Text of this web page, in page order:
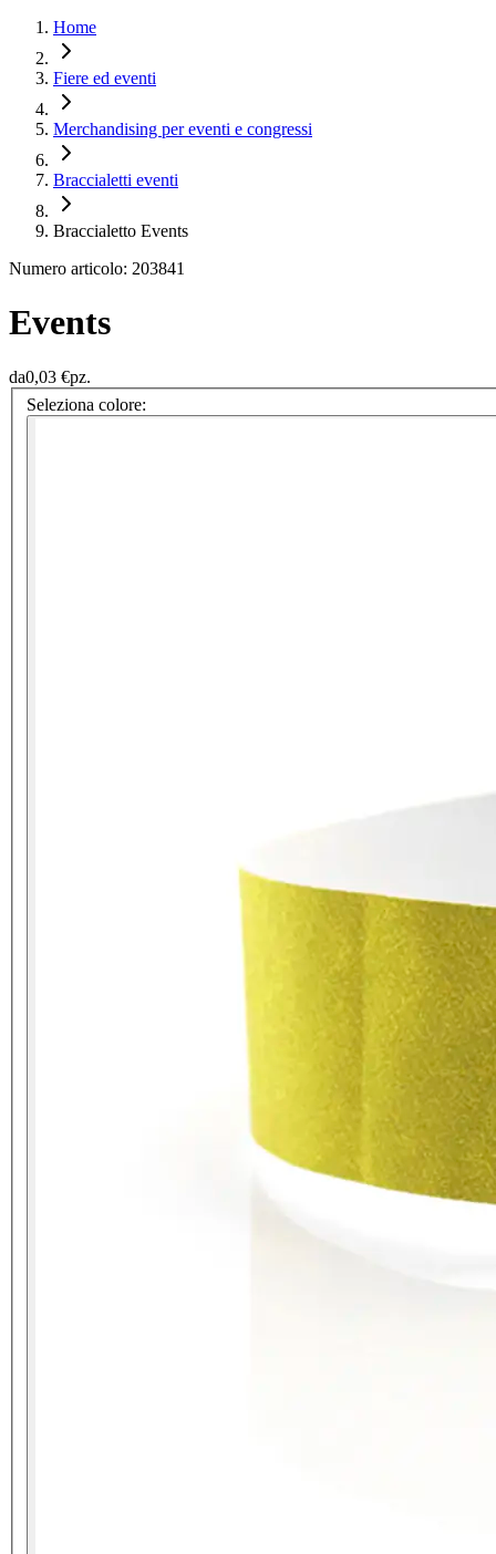
Home
Fiere ed eventi
Merchandising per eventi e congressi
Braccialetti eventi
Braccialetto Events
Numero articolo: 203841
Events
da0,03 €pz.
Seleziona colore: